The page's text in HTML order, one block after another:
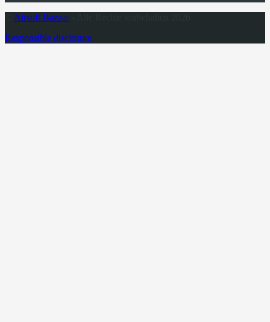
Airsoft Bazaar- Alle Rechte vorbehalten 2026
Responsible disclosure